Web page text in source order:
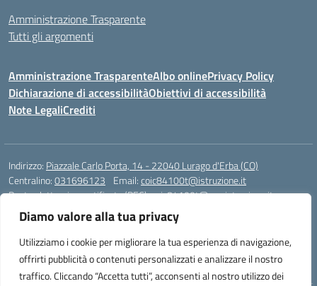
Diamo valore alla tua privacy
Utilizziamo i cookie per migliorare la tua esperienza di navigazione,
offrirti pubblicità o contenuti personalizzati e analizzare il nostro
traffico. Cliccando “Accetta tutti”, acconsenti al nostro utilizzo dei
Amministrazione Trasparente
Tutti gli argomenti
Amministrazione TrasparenteAlbo onlinePrivacy Policy
Dichiarazione di accessibilitàObiettivi di accessibilità
Note LegaliCrediti
Indirizzo: Piazzale Carlo Porta, 14 - 22040 Lurago d'Erba (CO)
Centralino:031696123 Email:coic84100t@istruzione.it
Posta elettronica certificata (PEC):coic84100t@pec.istruzione.it
Codice fiscale: 82002040135
Codice meccanografico:
COIC84100T
Codice unico di fatturazione (CUF): UFKWZ7